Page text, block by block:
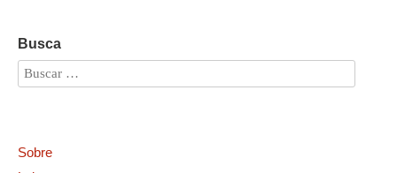
Busca
Sobre